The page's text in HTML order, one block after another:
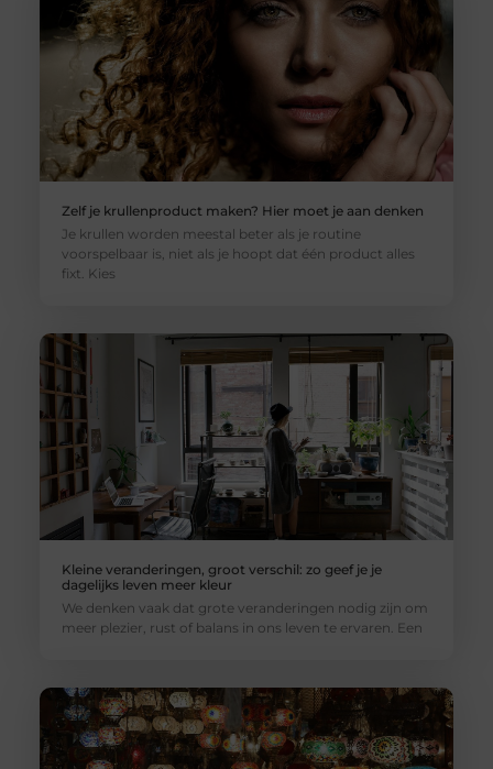
Zelf je krullenproduct maken? Hier moet je aan denken
Je krullen worden meestal beter als je routine
voorspelbaar is, niet als je hoopt dat één product alles
fixt. Kies
Kleine veranderingen, groot verschil: zo geef je je
dagelijks leven meer kleur
We denken vaak dat grote veranderingen nodig zijn om
meer plezier, rust of balans in ons leven te ervaren. Een